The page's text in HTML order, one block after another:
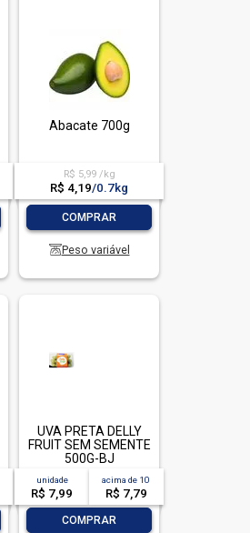
Abacate 700g
R$ 5,99 /kg
R$ 4,19/0.7kg
COMPRAR
Peso variável
UVA PRETA DELLY
FRUIT SEM SEMENTE
500G-BJ
unidade
R$ 7,99
acima de 10
R$ 7,79
COMPRAR